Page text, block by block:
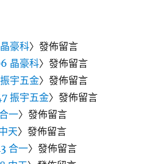
豪科〉發佈留言
晶豪科〉發佈留言
宇五金〉發佈留言
振宇五金〉發佈留言
一〉發佈留言
天〉發佈留言
合一〉發佈留言